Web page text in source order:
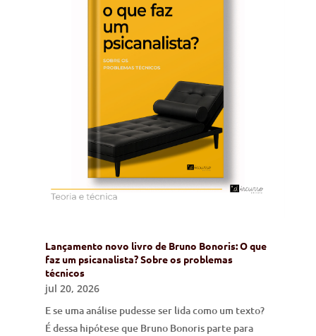
Lançamento novo livro de Bruno Bonoris: O que
faz um psicanalista? Sobre os problemas
técnicos
jul 20, 2026
E se uma análise pudesse ser lida como um texto?
É dessa hipótese que Bruno Bonoris parte para